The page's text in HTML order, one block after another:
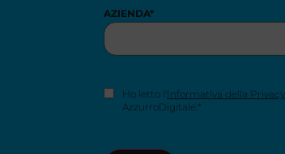
AZIENDA*
CONSENSO
NEWSLETTER*
Ho letto l'Informativa della Privacy
AzzurroDigitale.*